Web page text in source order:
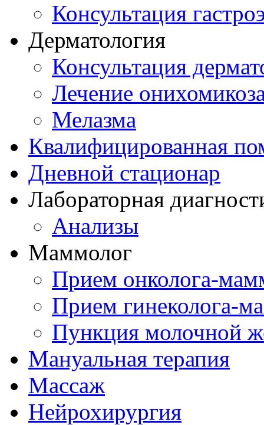
Консультация
Дерматология
Консультация
Лечение
Мелазма
Квалифицированная
Дневной стационар
Лабораторная
Анализы
Маммолог
Прием онколога-
Прием гинеколога-
Пункция молочной
Мануальная терапия
Массаж
Нейрохирургия